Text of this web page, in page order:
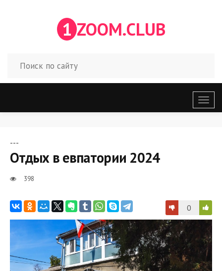
1 ZOOM.CLUB
меню
---
Отдых в евпатории 2024
398
0